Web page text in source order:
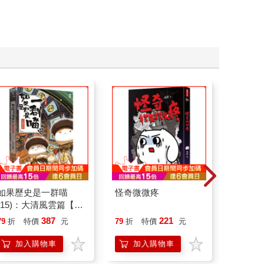
果歷史是一群喵
：大清風雲篇【萌
漫畫學歷史】
折 特價 387 元
加入購物車
怪奇微微疼
79 折 特價 221 元
加入購物車